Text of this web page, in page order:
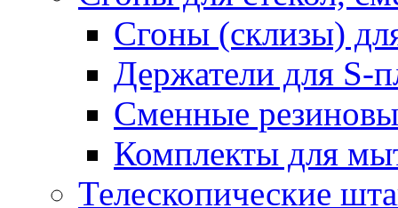
Сгоны (склизы)
Держатели для S-
Сменные
Комплекты для
Телескопические